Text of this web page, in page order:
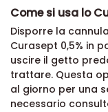
Come si usa lo
Disporre la
Curasept 0,5% in
uscire il getto
trattare. Questa
al giorno per una
necessario